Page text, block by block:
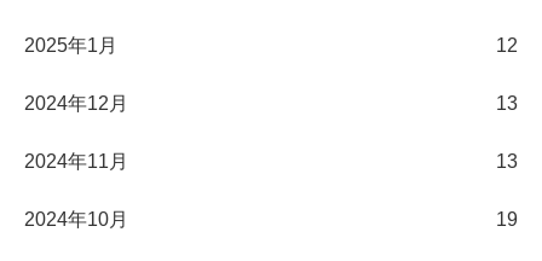
2025年1月 12
2024年12月 13
2024年11月 13
2024年10月 19